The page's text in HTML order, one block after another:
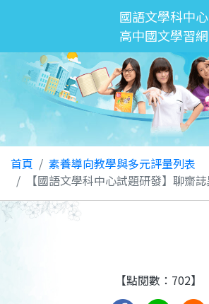
國語文學科中心
高中國文學習網
首頁
素養導向教學與多元評量列表
【國語文學科中心試題研發】聊齋
【點閱數：702】